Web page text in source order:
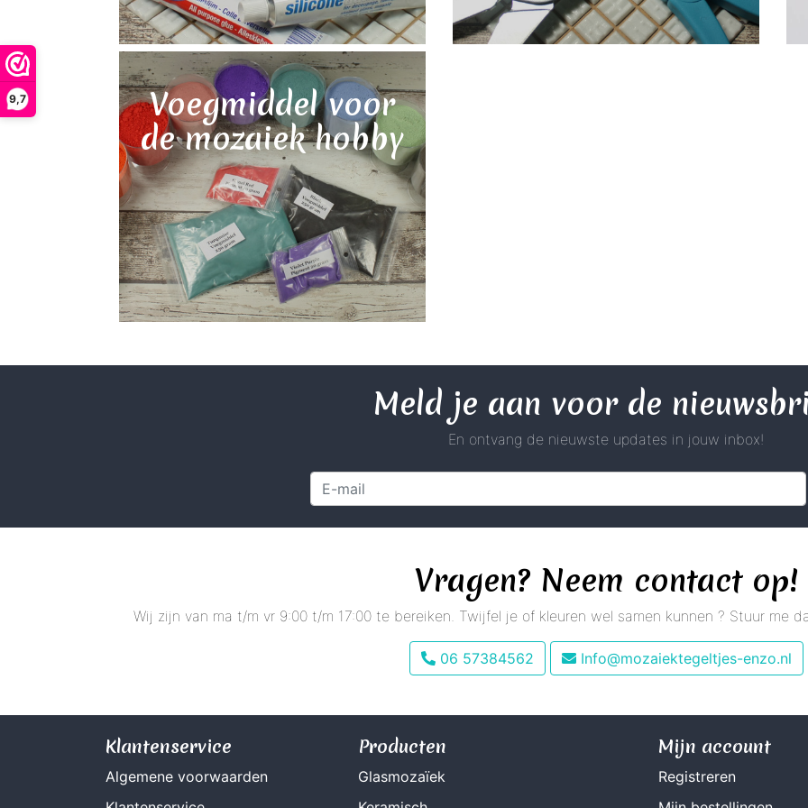
9,7
Voegmiddel voor
de mozaiek hobby
Meld je aan voor de
En ontvang de nieuwste updates in jouw inbox!
Vragen? Neem contact op!
Wij zijn van ma t/m vr 9:00 t/m 17:00 te bereiken. Twijfel je of kleuren wel samen kunnen ? Stuur me
06 57384562 Info@mozaiektegeltjes-enzo.nl
Klantenservice
Algemene voorwaarden
Producten
Glasmozaïek
Mijn account
Registreren